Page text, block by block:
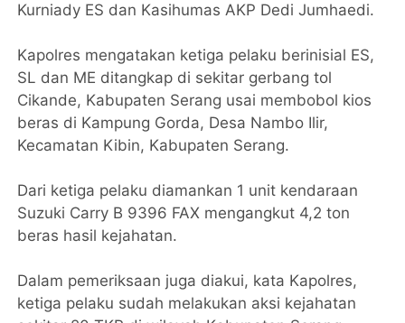
Kurniady ES dan Kasihumas AKP Dedi Jumhaedi.
Kapolres mengatakan ketiga pelaku berinisial ES,
SL dan ME ditangkap di sekitar gerbang tol
Cikande, Kabupaten Serang usai membobol kios
beras di Kampung Gorda, Desa Nambo Ilir,
Kecamatan Kibin, Kabupaten Serang.
Dari ketiga pelaku diamankan 1 unit kendaraan
Suzuki Carry B 9396 FAX mengangkut 4,2 ton
beras hasil kejahatan.
Dalam pemeriksaan juga diakui, kata Kapolres,
ketiga pelaku sudah melakukan aksi kejahatan